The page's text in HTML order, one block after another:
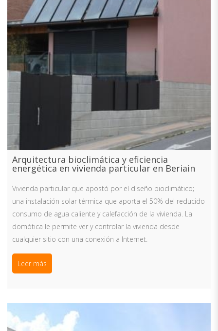
Arquitectura bioclimática y eficiencia
energética en vivienda particular en Beriain
Vivienda particular que apostó por el diseño bioclimático;
una instalación solar térmica que aporta el 50% del reducido
consumo de agua caliente y calefacción de la vivienda. La
domótica le permite ver y controlar la vivienda desde
cualquier sitio con una conexión a Internet.
Leer más